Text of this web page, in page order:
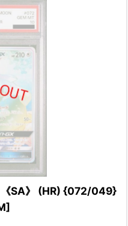
《SA》 (HR) {072/049}